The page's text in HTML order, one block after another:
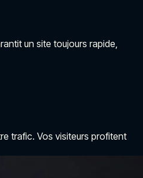
un site toujours rapide,
trafic. Vos visiteurs profitent